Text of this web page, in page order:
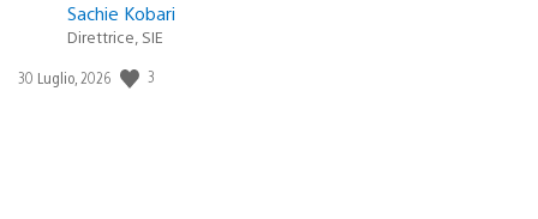
Sachie Kobari
Direttrice, SIE
Data
30 Luglio, 2026 3